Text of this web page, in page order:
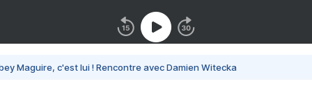
Maguire, c'est lui ! Rencontre avec Damien Witecka